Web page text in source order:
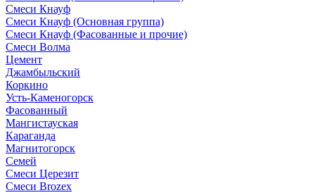
Смеси Кнауф
Смеси Кнауф (Основная группа)
Смеси Кнауф (Фасованные и прочие)
Смеси Волма
Цемент
Джамбыльский
Коркино
Усть-Каменогорск
Фасованный
Мангистауская
Караганда
Магнитогорск
Семей
Смеси Церезит
Смеси Brozex